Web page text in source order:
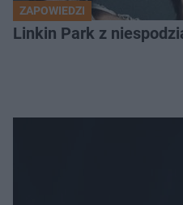
ZAPOWIEDZI
Linkin Park z